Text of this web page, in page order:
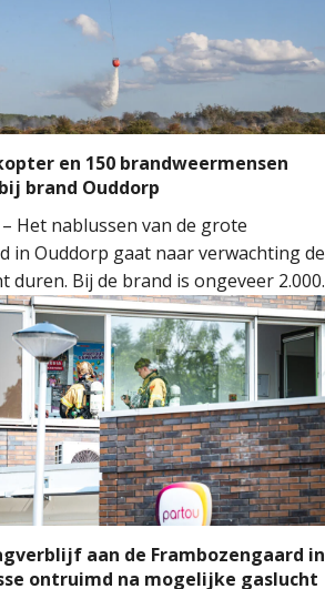
en 150 brandweermensen
brand Ouddorp
Het nablussen van de grote
in Ouddorp gaat naar verwachting de
duren. Bij de brand is ongeveer 2.000
meter natuur verloren gegaan. De
rond 14.00 uur, waarna de
groots opschaalde. Tientallen
en ongeveer 150
werden ingezet om het vuur
te krijgen.
aan de Frambozengaard in
ontruimd na mogelijke gaslucht